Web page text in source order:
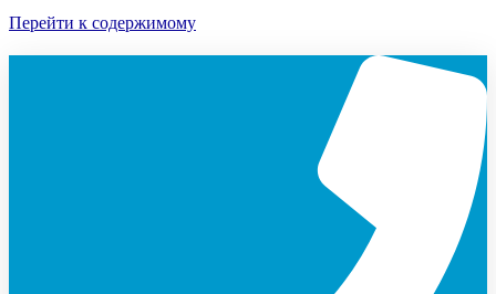
Перейти к содержимому